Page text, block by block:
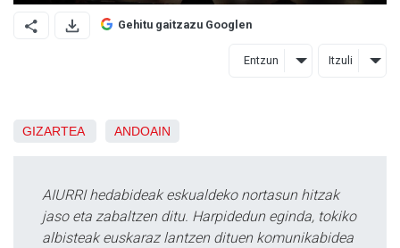
Gehitu gaitzazu Googlen
Entzun Itzuli
GIZARTEA ANDOAIN
AIURRI hedabideak eskualdeko nortasun hitzak
jaso eta zabaltzen ditu. Harpidedun eginda, tokiko
albisteak euskaraz lantzen dituen komunikabidea